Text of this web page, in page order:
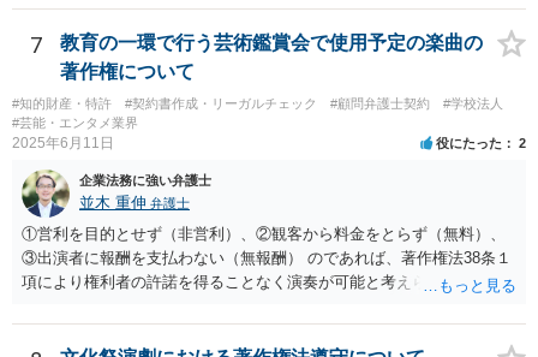
たとしてもそのまま貼り付けると著作権法違反となる可能性が高いで
す。 市販の問題集を購入して、それを解かせることは問題ないです
が、複製となると「私的複製」とはならないので著作権法上問題とな
ると思います。 いちど著作権取り扱っている弁護士にご相談いただい
たほうがよろしいかと思います。
7
教育の一環で行う芸術鑑賞会で使用予定の楽曲の
著作権について
#知的財産・特許 #契約書作成・リーガルチェック #顧問弁護士契約
#学校法人
#芸能・エンタメ業界
2025年6月11日 役にたった 2
企業法務に強い弁護士
並木 重伸 弁護士
①営利を目的とせず（非営利）、②観客から料金をとらず（無料）、
③出演者に報酬を支払わない（無報酬） のであれば、著作権法38条１
項により権利者の許諾を得ることなく演奏が可能と考えられます。 参
のではないと思われますので、③次第と思われます。